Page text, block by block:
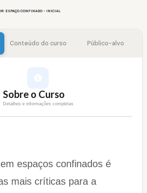
ESPAÇO CONFINADO - INICIAL
Conteúdo do curso Público-alvo
Sobre o Curso
Detalhes e informações completas
espaços confinados é
mais críticas para a